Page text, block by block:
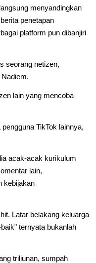
menyandingkan
penetapan
platform pun dibanjiri
seorang netizen,
lain yang mencoba
TikTok lainnya,
acak-acak kurikulum
lain,
kebijakan
Latar belakang keluarga
ternyata bukanlah
triliunan, sumpah